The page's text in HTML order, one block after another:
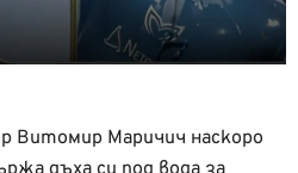
Витомир Маричич наскоро